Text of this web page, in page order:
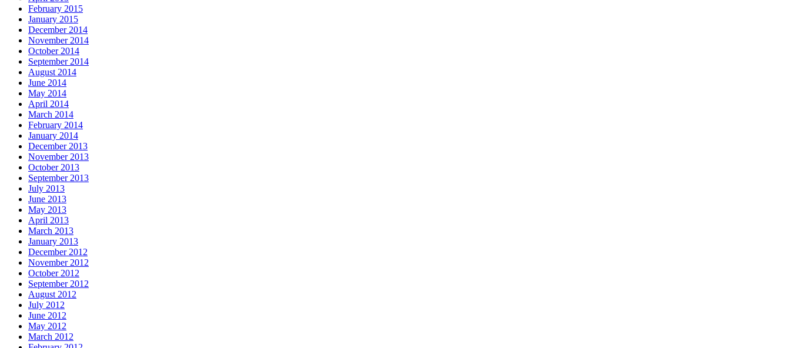
February 2015
January 2015
December 2014
November 2014
October 2014
September 2014
August 2014
June 2014
May 2014
April 2014
March 2014
February 2014
January 2014
December 2013
November 2013
October 2013
September 2013
July 2013
June 2013
May 2013
April 2013
March 2013
January 2013
December 2012
November 2012
October 2012
September 2012
August 2012
July 2012
June 2012
May 2012
March 2012